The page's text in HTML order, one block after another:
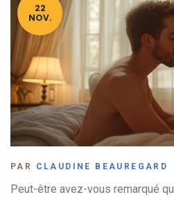
22
NOV.
PAR CLAUDINE BEAUREGARD
Peut-être avez-vous remarqué